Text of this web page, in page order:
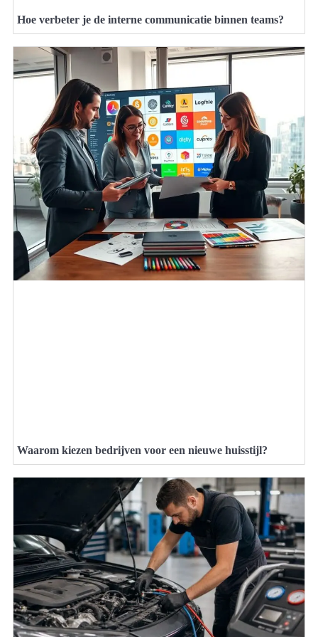
Hoe verbeter je de interne communicatie binnen teams?
Waarom kiezen bedrijven voor een nieuwe huisstijl?